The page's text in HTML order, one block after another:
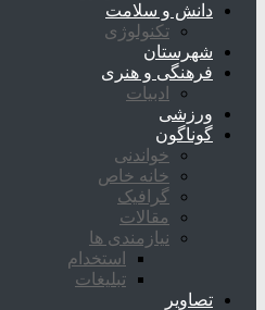
دانش و سلامت
تکنولوژی
شهرستان
فرهنگی و هنری
ادبیات
ورزشی
گوناگون
خواندنی
خانه خاص
گرافیک
مقالات
نیازمندی ها
استخدام
تبلیغات
تصاویر